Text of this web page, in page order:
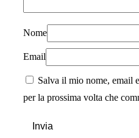
Nome
Email
Salva il mio nome, email
per la prossima volta che